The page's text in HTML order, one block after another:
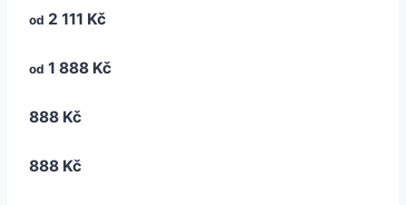
od 2 111 Kč
od 1 888 Kč
888 Kč
888 Kč